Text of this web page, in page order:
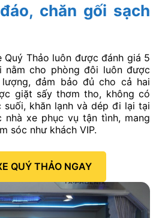
chăn gối sạch
Quý Thảo luôn được đánh giá 5
nằm cho phòng đôi luôn được
đảm bảo đủ cho cả hai
giặt sấy thơm tho, không có
suối, khăn lạnh và dép đi lại tại
xe phục vụ tận tình, mang
sóc như khách VIP.
QUÝ THẢO NGAY